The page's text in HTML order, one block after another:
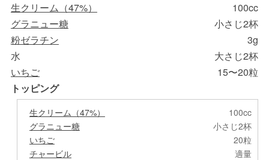
生クリーム（47%）
100cc
グラニュー糖
小さじ2杯
粉ゼラチン
3g
水
大さじ2杯
いちご
15〜20粒
トッピング
生クリーム（47%）
100cc
グラニュー糖
小さじ2杯
いちご
20粒
チャービル
適量